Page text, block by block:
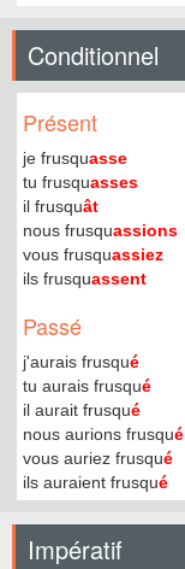
Conditionnel
Présent
je frusquasse
tu frusquasses
il frusquât
nous frusquassions
vous frusquassiez
ils frusquassent
Passé
j'aurais frusqué
tu aurais frusqué
il aurait frusqué
nous aurions frusqué
vous auriez frusqué
ils auraient frusqué
Impératif